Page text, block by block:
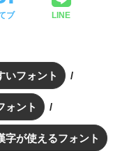
ブ LINE
いフォント
ォント
字が使えるフォント